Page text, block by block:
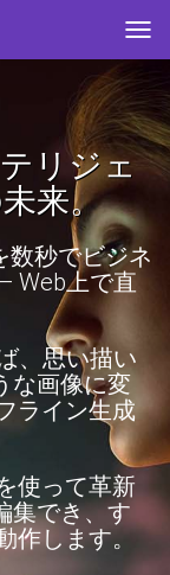
リジェ
来。
数秒でビジネ
Web上で直
、思い描い
な画像に変
ライン生成
使って革新
集でき、す
作します。